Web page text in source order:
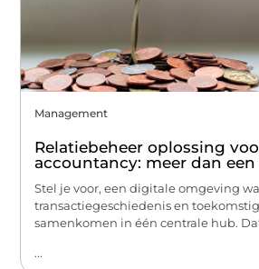
Management
Relatiebeheer oplossing
accountancy: meer dan
Stel je voor, een digitale omgeving
transactiegeschiedenis en
samenkomen in één centrale hub.
...